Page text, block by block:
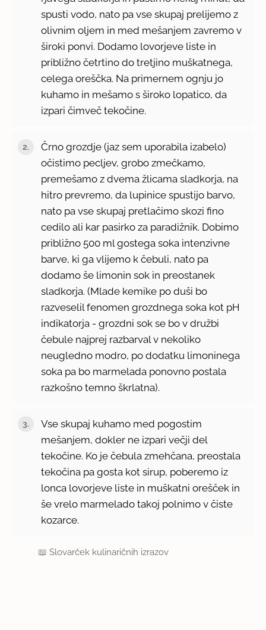
spusti vodo, nato pa vse skupaj prelijemo z
olivnim oljem in med mešanjem zavremo v
široki ponvi. Dodamo lovorjeve liste in
približno četrtino do tretjino muškatnega,
celega oreščka. Na primernem ognju jo
kuhamo in mešamo s široko lopatico, da
izpari čimveč tekočine.
Črno grozdje (jaz sem uporabila izabelo)
očistimo pecljev, grobo zmečkamo,
premešamo z dvema žlicama sladkorja, na
hitro prevremo, da lupinice spustijo barvo,
nato pa vse skupaj pretlačimo skozi fino
cedilo ali kar pasirko za paradižnik. Dobimo
približno 500 ml gostega soka intenzivne
barve, ki ga vlijemo k čebuli, nato pa
dodamo še limonin sok in preostanek
sladkorja. (Mlade kemike po duši bo
razveselil fenomen grozdnega soka kot pH
indikatorja - grozdni sok se bo v družbi
čebule najprej razbarval v nekoliko
neugledno modro, po dodatku limoninega
soka pa bo marmelada ponovno postala
razkošno temno škrlatna).
Vse skupaj kuhamo med pogostim
mešanjem, dokler ne izpari večji del
tekočine. Ko je čebula zmehčana, preostala
tekočina pa gosta kot sirup, poberemo iz
lonca lovorjeve liste in muškatni orešček in
še vrelo marmelado takoj polnimo v čiste
kozarce.
📖Slovarček kulinaričnih izrazov